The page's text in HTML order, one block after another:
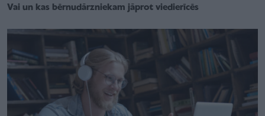
Vai un kas bērnudārzniekam jāprot viedierīcēs